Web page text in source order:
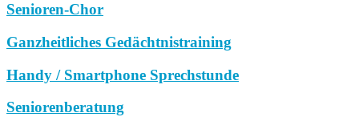
Senioren-Chor
Ganzheitliches Gedächtnistraining
Handy / Smartphone Sprechstunde
Seniorenberatung